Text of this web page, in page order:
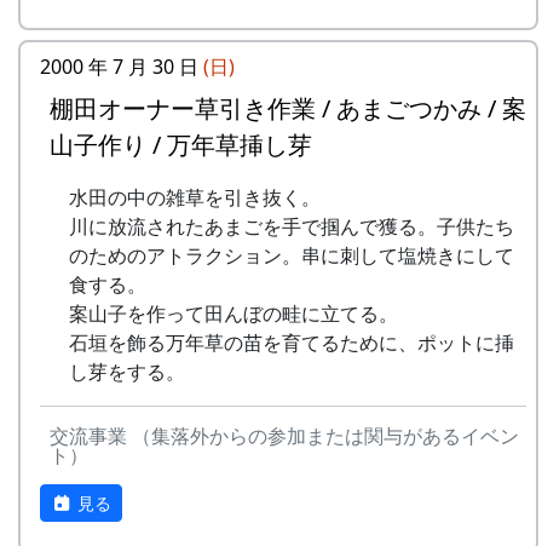
地元農家で担当します。
実りの時期には、かかしを立てることができ
ます。
多可町の宿泊施設を安く利用できます。
多可町の特産品がもらえます(1万円相当)。
地元の新鮮な野菜を購入できます。
田植え、稲刈り時のイベントに参加できま
す。
村の秋祭りに参加して、御神酒を飲み、「ひ
きやま」を引くことができます。
平成27年度棚田オーナー (2015-04-12 11:26:16)
岩座神棚田オーナーの特典
一から十までプロの指導を受け、減農薬栽培
の米づくりを体験できます。
収穫した米を全部お持ち帰りいただけます。
(100平方メートルの収穫収量は玄米で約30キ
ロです。) 清流の里、岩座神地区のコシヒカ
リは特においしいと評判です。
田すき、田ごしらえ、水管理、病害虫対策(3
回程度)、施肥、脱穀、乾燥、籾すりなどは
実りの時期には、かかしを立てることができ
多可町の宿泊施設を安く利用できます(青年
2000 年 7 月 30 日 (日)
棚田オーナー草引き作業 / あまごつかみ / 案
山子作り / 万年草挿し芽
水田の中の雑草を引き抜く。
川に放流されたあまごを手で掴んで獲る。子供たち
のためのアトラクション。串に刺して塩焼きにして
食する。
案山子を作って田んぼの畦に立てる。
石垣を飾る万年草の苗を育てるために、ポットに挿
し芽をする。
交流事業 （集落外からの参加または関与があるイベン
ト）
見る